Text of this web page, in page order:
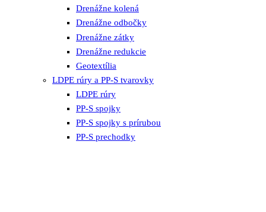
Drenážne kolená
Drenážne odbočky
Drenážne zátky
Drenážne redukcie
Geotextília
LDPE rúry a PP-S tvarovky
LDPE rúry
PP-S spojky
PP-S spojky s prírubou
PP-S prechodky